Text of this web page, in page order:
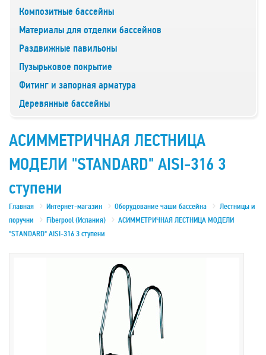
Композитные бассейны
Материалы для отделки бассейнов
Раздвижные павильоны
Пузырьковое покрытие
Фитинг и запорная арматура
Деревянные бассейны
АСИММЕТРИЧНАЯ ЛЕСТНИЦА
МОДЕЛИ "STANDARD" AISI-316 3
ступени
Главная Интернет-магазин Оборудование чаши бассейна
Лестницы и
поручни
Fiberpool (Испания)
АСИММЕТРИЧНАЯ ЛЕСТНИЦА МОДЕЛИ
"STANDARD" AISI-316 3 ступени